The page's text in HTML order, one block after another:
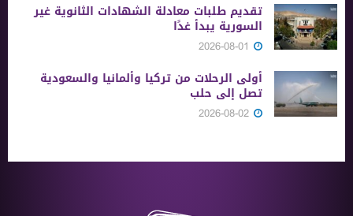
تقديم طلبات معادلة الشهادات الثانوية ‏غير
السورية يبدأ غدًا
أولى الرحلات من ‏تركيا وألمانيا والسعودية
تصل إلى حلب